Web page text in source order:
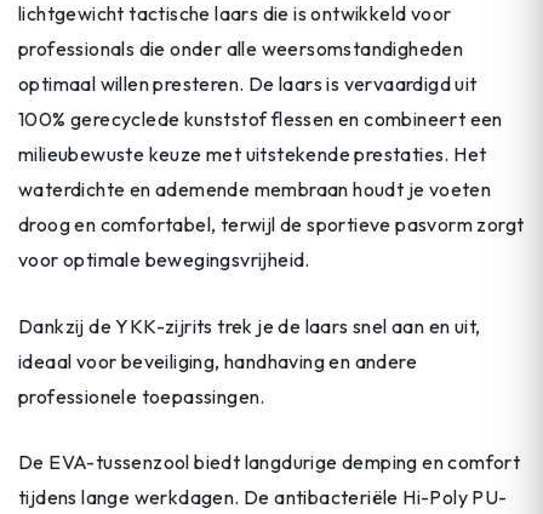
lichtgewicht tactische laars die is ontwikkeld voor
professionals die onder alle weersomstandigheden
optimaal willen presteren. De laars is vervaardigd uit
100% gerecyclede kunststof flessen en combineert een
milieubewuste keuze met uitstekende prestaties. Het
waterdichte en ademende membraan houdt je voeten
droog en comfortabel, terwijl de sportieve pasvorm zorgt
voor optimale bewegingsvrijheid.
Dankzij de YKK-zijrits trek je de laars snel aan en uit,
ideaal voor beveiliging, handhaving en andere
professionele toepassingen.
De EVA-tussenzool biedt langdurige demping en comfort
tijdens lange werkdagen. De antibacteriële Hi-Poly PU-